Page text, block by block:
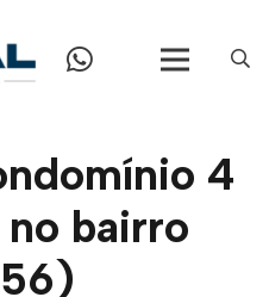
4
bairro